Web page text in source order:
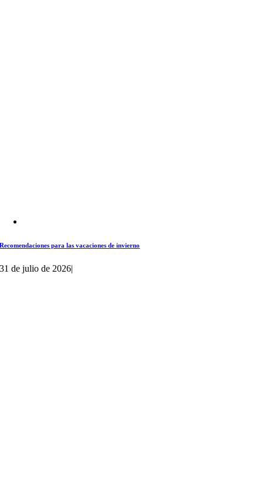
Recomendaciones para las vacaciones de invierno
31 de julio de 2026|